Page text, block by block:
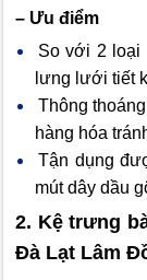
– Ưu điểm
So với 2 loại
lưng lưới tiết
Thông
hàng hóa
Tận dụng
mút dây dầu
2. Kệ trưng
Đà Lạt Lâm